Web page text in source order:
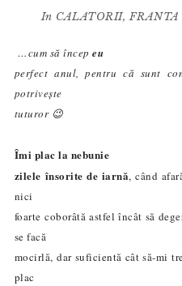
In CALATORII,FRANTA
…cum să începeu
perfect anul, pentru că sunt
potrivește
tuturor 😉
Îmi plac la nebunie
zilele însorite de iarnă, când
nici
foarte coborâtă astfel încât să
se facă
mocirlă, dar suficientă cât să-mi
plac